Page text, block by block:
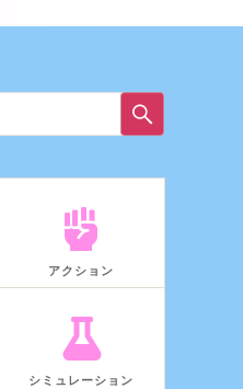
アクション
シミュレーション